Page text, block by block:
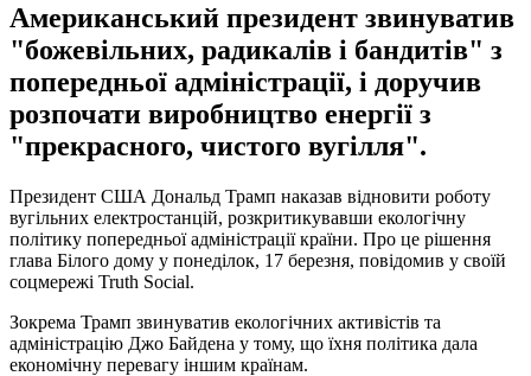
Американський президент звинуватив
"божевільних, радикалів і бандитів" з
попередньої адміністрації, і доручив
розпочати виробництво енергії з
"прекрасного, чистого вугілля".
Президент США Дональд Трамп наказав відновити роботу
вугільних електростанцій, розкритикувавши екологічну
політику попередньої адміністрації країни. Про це рішення
глава Білого дому у понеділок, 17 березня, повідомив у своїй
соцмережі Truth Social.
Зокрема Трамп звинуватив екологічних активістів та
адміністрацію Джо Байдена у тому, що їхня політика дала
економічну перевагу іншим країнам.